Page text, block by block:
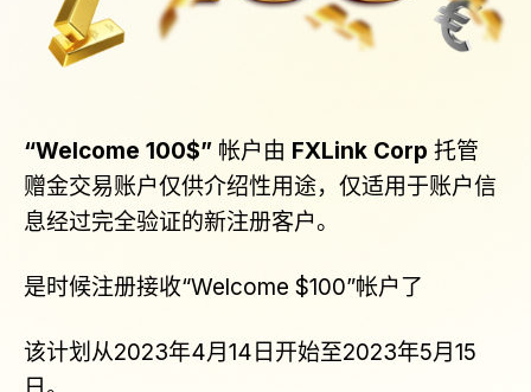
“Welcome 100$” 帐户由 FXLink Corp 托管
赠金交易账户仅供介绍性用途，仅适用于账户信
息经过完全验证的新注册客户。
是时候注册接收“Welcome $100”帐户了
该计划从2023年4月14日开始至2023年5月15